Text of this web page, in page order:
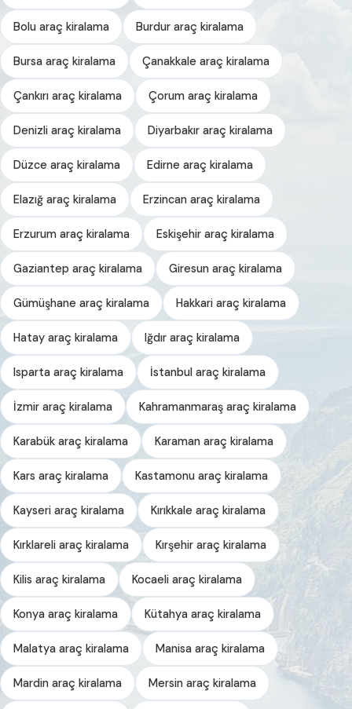
Bolu araç kiralama Burdur araç kiralama
Bursa araç kiralama Çanakkale araç kiralama
Çankırı araç kiralama Çorum araç kiralama
Denizli araç kiralama Diyarbakır araç kiralama
Düzce araç kiralama Edirne araç kiralama
Elazığ araç kiralama Erzincan araç kiralama
Erzurum araç kiralama Eskişehir araç kiralama
Gaziantep araç kiralama Giresun araç kiralama
Gümüşhane araç kiralama Hakkari araç kiralama
Hatay araç kiralama Iğdır araç kiralama
Isparta araç kiralama İstanbul araç kiralama
İzmir araç kiralama Kahramanmaraş araç kiralama
Karabük araç kiralama Karaman araç kiralama
Kars araç kiralama Kastamonu araç kiralama
Kayseri araç kiralama Kırıkkale araç kiralama
Kırklareli araç kiralama Kırşehir araç kiralama
Kilis araç kiralama Kocaeli araç kiralama
Konya araç kiralama Kütahya araç kiralama
Malatya araç kiralama Manisa araç kiralama
Mardin araç kiralama Mersin araç kiralama